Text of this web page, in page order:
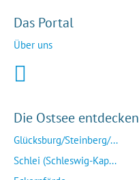
Das Portal
Über uns
Die Ostsee entdecken
Glücksburg/Steinberg/...
Schlei (Schleswig-Kap...